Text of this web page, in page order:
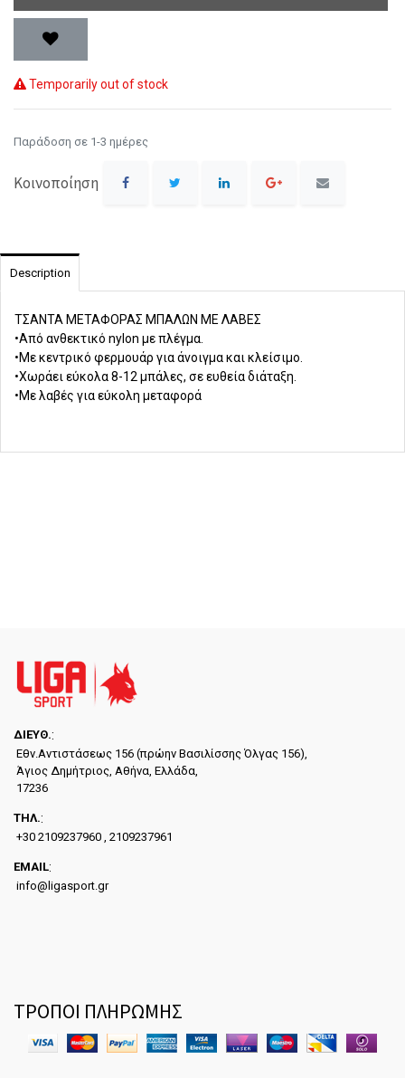
Temporarily out of stock
Παράδοση σε 1-3 ημέρες
Κοινοποίηση
Description
ΤΣΑΝΤΑ ΜΕΤΑΦΟΡΑΣ ΜΠΑΛΩΝ ΜΕ ΛΑΒΕΣ
•Από ανθεκτικό nylon με πλέγμα.
•Με κεντρικό φερμουάρ για άνοιγμα και κλείσιμο.
•Χωράει εύκολα 8-12 μπάλες, σε ευθεία διάταξη.
•Με λαβές για εύκολη μεταφορά
ΔΙΕYΘ.:
Εθν.Αντιστάσεως 156 (πρώην Βασιλίσσης Όλγας 156),
Άγιος Δημήτριος, Αθήνα, Ελλάδα,
17236
ΤΗΛ.:
+30 2109237960 , 2109237961
EMAIL:
info@ligasport.gr
ΤΡΟΠΟΙ ΠΛΗΡΩΜΗΣ